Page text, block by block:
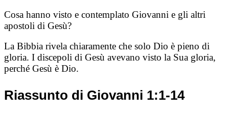
Cosa hanno visto e contemplato Giovanni e gli altri
apostoli di Gesù?
La Bibbia rivela chiaramente che solo Dio è pieno di
gloria. I discepoli di Gesù avevano visto la Sua gloria,
perché Gesù è Dio.
Riassunto di Giovanni 1:1-14